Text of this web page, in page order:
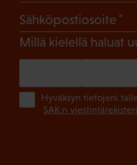
Sähköpostiosoite
Millä kielellä haluat
Hyväksyn tietojeni
SAK:n